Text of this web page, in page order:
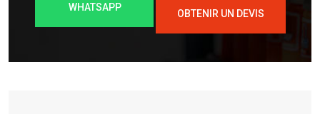
WHATSAPP
OBTENIR UN DEVIS